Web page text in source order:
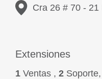
Cra 26 # 70 -
Extensiones
1 Ventas , 2 Soporte,